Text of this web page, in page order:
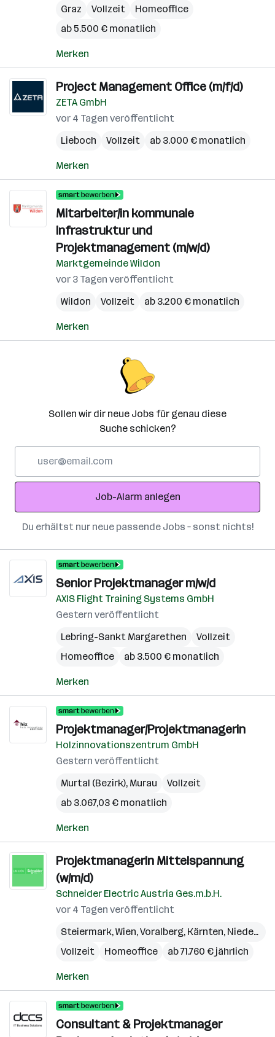
Graz
Vollzeit
Homeoffice
ab 5.500 € monatlich
Merken
Project Management Office (m/f/d)
ZETA GmbH
vor 4 Tagen veröffentlicht
Lieboch
Vollzeit ab 3.000 € monatlich
Merken
Mitarbeiter/in kommunale
Infrastruktur und
Projektmanagement (m/w/d)
Marktgemeinde Wildon
vor 3 Tagen veröffentlicht
Wildon
Vollzeit ab 3.200 € monatlich
Merken
Sollen wir dir neue Jobs für genau diese
Suche schicken?
Adresse
Job-Alarm anlegen
Du erhältst nur neue passende Jobs – sonst nichts!
Senior Projektmanager m/w/d
AXIS Flight Training Systems GmbH
Gestern veröffentlicht
Lebring-Sankt Margarethen
Vollzeit
Homeoffice
ab 3.500 € monatlich
Merken
Projektmanager/Projektmanagerin
Holzinnovationszentrum GmbH
Gestern veröffentlicht
Murtal (Bezirk), Murau
Vollzeit
ab 3.067,03 € monatlich
Merken
Projektmanagerin Mittelspannung
(w/m/d)
Schneider Electric Austria Ges.m.b.H.
vor 4 Tagen veröffentlicht
Steiermark,Wien,Voralberg, Kärnten, Niederösterreich
Vollzeit
Homeoffice ab 71.760 € jährlich
Merken
Consultant & Projektmanager